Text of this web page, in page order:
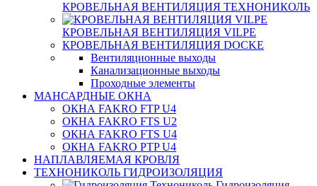
КРОВЕЛЬНАЯ ВЕНТИЛЯЦИЯ ТЕХНОНИКОЛЬ
КРОВЕЛЬНАЯ ВЕНТИЛЯЦИЯ VILPE
КРОВЕЛЬНАЯ ВЕНТИЛЯЦИЯ DOCKE
Вентиляционные выходы
Канализационные выходы
Проходные элементы
МАНСАРДНЫЕ ОКНА
ОКНА FAKRO FTP U4
ОКНА FAKRO FTS U2
ОКНА FAKRO FTS U4
ОКНА FAKRO PTP U4
НАПЛАВЛЯЕМАЯ КРОВЛЯ
ТЕХНОНИКОЛЬ ГИДРОИЗОЛЯЦИЯ